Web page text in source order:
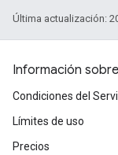
Última actualización:
Información
Condiciones del
Límites de uso
Precios